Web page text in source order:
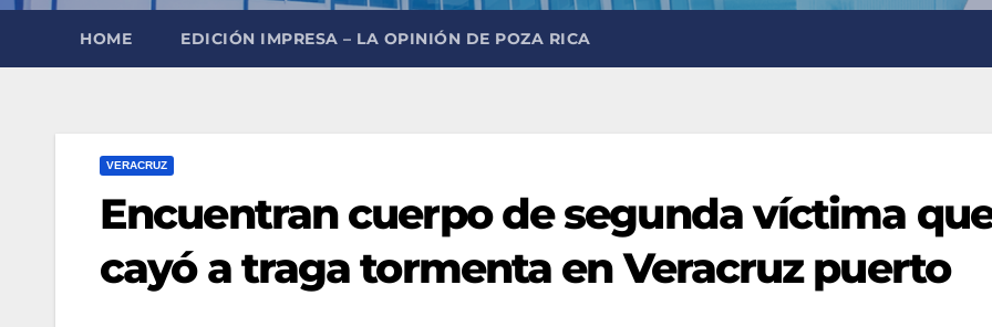
HOME EDICIÓN IMPRESA – LA OPINIÓN DE POZA RICA
VERACRUZ
Encuentran cuerpo de segunda víctima
cayó a traga tormenta en Veracruz puerto